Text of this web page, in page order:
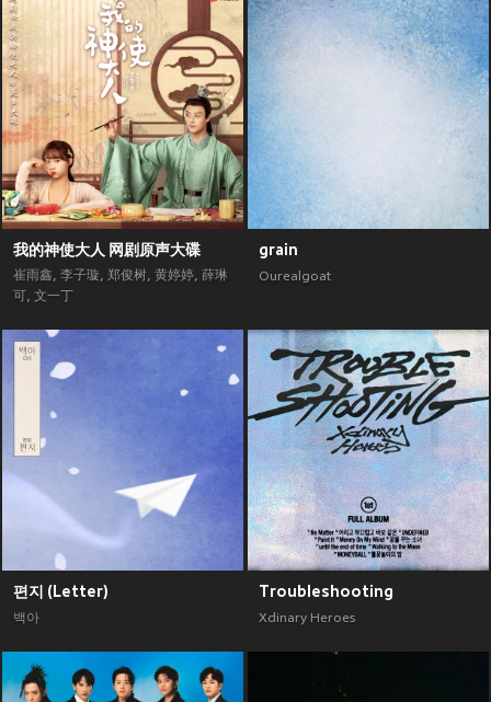
我的神使大人 网剧原声大碟
崔雨鑫, 李子璇, 郑俊树, 黄婷婷, 薛琳
可 , 文一丁
grain
Ourealgoat
편지 (Letter)
백아
Troubleshooting
Xdinary Heroes